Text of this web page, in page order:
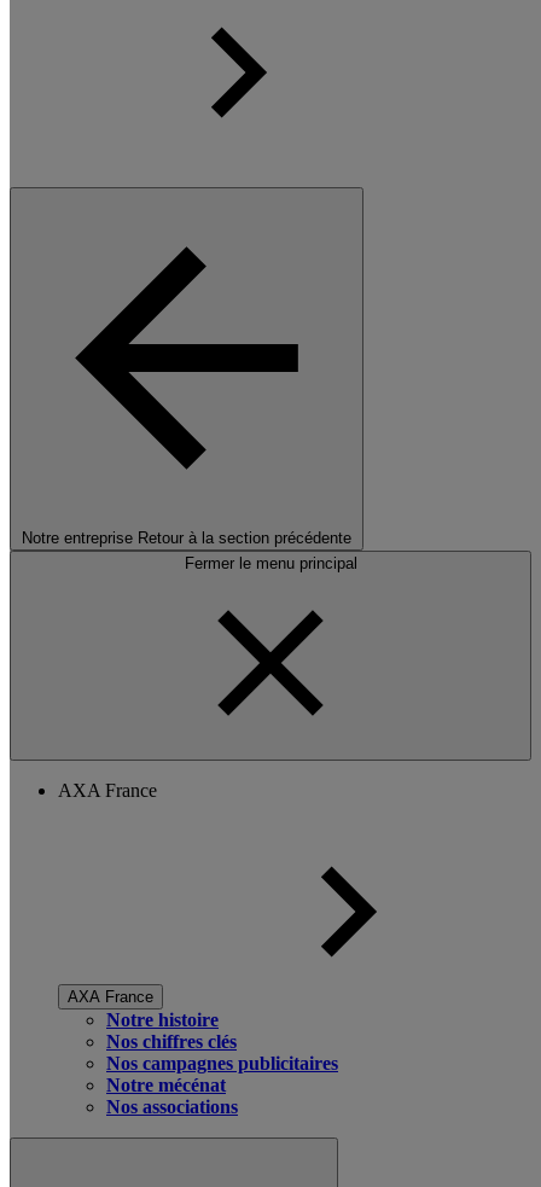
Notre entreprise Retour à la section précédente
Fermer le menu principal
AXA France
AXA France
Notre histoire
Nos chiffres clés
Nos campagnes publicitaires
Notre mécénat
Nos associations